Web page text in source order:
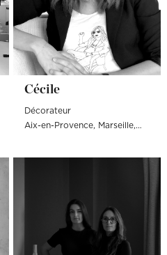
Boulogne-Billancourt
Cécile
Décorateur
Aix-en-Provence
Marseille Arles